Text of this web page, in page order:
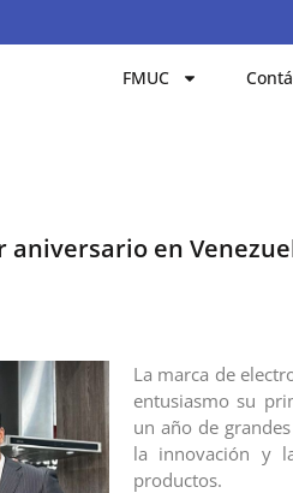
FMUC
aniversario en
La marca de
entusiasmo su
un año de
la innovación y
productos.